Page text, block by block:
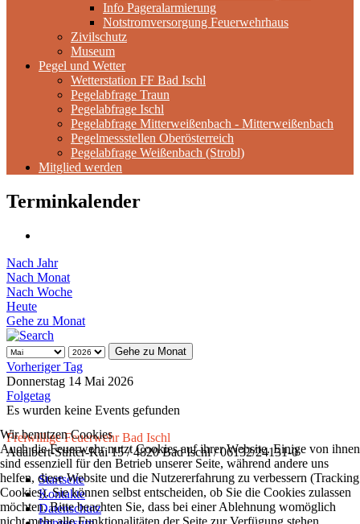
Info Pageralarmierung
Notstromversorgung Feuerwehrhaus
Zivilschutz
Museum
Pegel und Wetter
Wetterstation FF Bad Ischl
Pegelabfrage Traun
Pegelabfrage Ischl
Pegelabfrage Mitterweißenbach - Mitterweißenbach
Pegelmessstellen Oberösterreich
Pegelabfrage Weißenbach (Strobl)
Mitglied werden
Terminkalender
Nach Jahr
Nach Monat
Nach Woche
Heute
Gehe zu Monat
Gehe zu Monat
Vorheriger Tag
Donnerstag 14 Mai 2026
Folgetag
Es wurden keine Events gefunden
Freiwillige Feuerwehr Bad Ischl
Adalbert-Stifter-Kai 15 / 4820 Bad Ischl / 06132/24131-0
Startseite
Kontakte
Datenschutz
Wir benutzen Cookies
Auch die Feuerwehr nutzt Cookies auf ihrer Website. Einige von ihnen
sind essenziell für den Betrieb unserer Seite, während andere uns
helfen, diese Website und die Nutzererfahrung zu verbessern (Tracking
Cookies). Sie können selbst entscheiden, ob Sie die Cookies zulassen
möchten. Bitte beachten Sie, dass bei einer Ablehnung womöglich
nicht mehr alle Funktionalitäten der Seite zur Verfügung stehen.